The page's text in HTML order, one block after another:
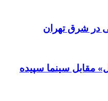
در شرق تهران
مقابل سینما سپیده